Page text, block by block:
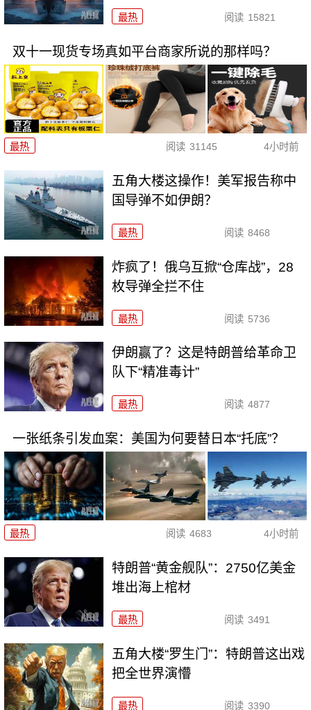
最热 阅读 15821
双十一现货专场真如平台商家所说的那样吗？
最热 阅读 31145 4小时前
五角大楼这操作！美军报告称中
国导弹不如伊朗？
最热 阅读 8468
炸疯了！俄乌互掀“仓库战”，28
枚导弹全拦不住
最热 阅读 5736
伊朗赢了？这是特朗普给革命卫
队下“精准毒计”
最热 阅读 4877
一张纸条引发血案：美国为何要替日本“托底”？
最热 阅读 4683 4小时前
特朗普“黄金舰队”：2750亿美金
堆出海上棺材
最热 阅读 3491
五角大楼“罗生门”：特朗普这出戏
把全世界演懵
最热 阅读 3390